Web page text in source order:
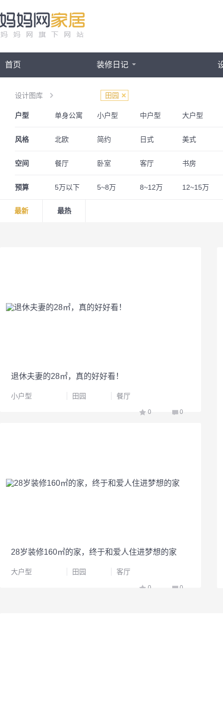
首页 装修日记
设计图库 田园
户型 单身公寓 小户型 中户型
大户型
风格
北欧 简约 日式
美式
空间 餐厅 卧室 客厅
书房
预算
5万以下 5~8万 8~12万 12~15万
最新 最热
退休夫妻的28㎡，真的好好看！
小户型 田园 餐厅
0 0
28岁装修160㎡的家，终于和爱人住进梦想的家
大户型 田园 客厅
0 0